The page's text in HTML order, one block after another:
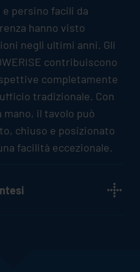
persino facili da
hanno visto
negli ultimi anni. Gli
contribuiscono
completamente
tradizionale. Con
il tavolo può
chiuso e posizionato
facilità eccezionale.